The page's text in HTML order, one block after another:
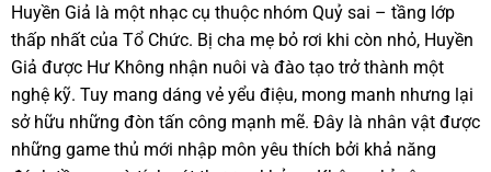
Huyền Giả là một nhạc cụ thuộc nhóm Quỷ sai – tầng lớp
thấp nhất của Tổ Chức. Bị cha mẹ bỏ rơi khi còn nhỏ, Huyền
Giả được Hư Không nhận nuôi và đào tạo trở thành một
nghệ kỹ. Tuy mang dáng vẻ yểu điệu, mong manh nhưng lại
sở hữu những đòn tấn công mạnh mẽ. Đây là nhân vật được
những game thủ mới nhập môn yêu thích bởi khả năng